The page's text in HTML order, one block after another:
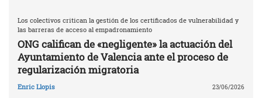
Los colectivos critican la gestión de los certificados de vulnerabilidad y
las barreras de acceso al empadronamiento
ONG califican de «negligente» la actuación del
Ayuntamiento de Valencia ante el proceso de
regularización migratoria
Enric Llopis 23/06/2026